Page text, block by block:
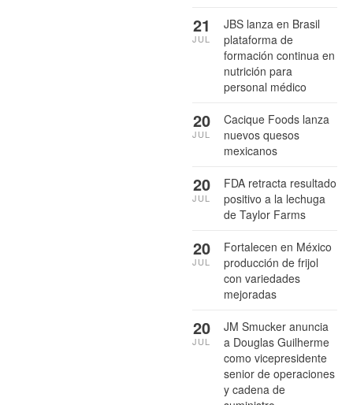
JBS lanza en Brasil
plataforma de
formación continua en
nutrición para
personal médico
21
JUL
Cacique Foods lanza
nuevos quesos
mexicanos
20
JUL
FDA retracta resultado
positivo a la lechuga
de Taylor Farms
20
JUL
Fortalecen en México
producción de frijol
con variedades
mejoradas
20
JUL
JM Smucker anuncia
a Douglas Guilherme
como vicepresidente
senior de operaciones
y cadena de
20
JUL